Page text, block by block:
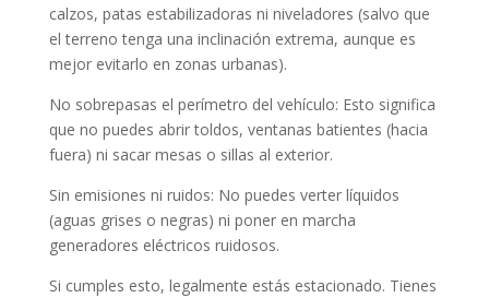
calzos, patas estabilizadoras ni niveladores (salvo que
el terreno tenga una inclinación extrema, aunque es
mejor evitarlo en zonas urbanas).
No sobrepasas el perímetro del vehículo: Esto significa
que no puedes abrir toldos, ventanas batientes (hacia
fuera) ni sacar mesas o sillas al exterior.
Sin emisiones ni ruidos: No puedes verter líquidos
(aguas grises o negras) ni poner en marcha
generadores eléctricos ruidosos.
Si cumples esto, legalmente estás estacionado. Tienes